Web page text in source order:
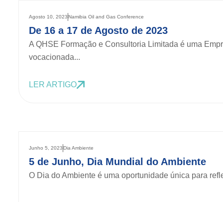
Agosto 10, 2023Namibia Oil and Gas Conference
De 16 a 17 de Agosto de 2023
A QHSE Formação e Consultoria Limitada é uma
vocacionada...
LER ARTIGO
Junho 5, 2023Dia Ambiente
5 de Junho, Dia Mundial do Ambiente
O Dia do Ambiente é uma oportunidade única para